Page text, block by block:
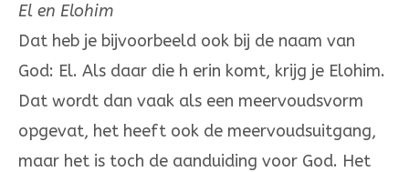
El en Elohim
Dat heb je bijvoorbeeld ook bij de naam van
God: El. Als daar die h erin komt, krijg je Elohim.
Dat wordt dan vaak als een meervoudsvorm
op­ge­vat, het heeft ook de meervoudsuitgang,
maar het is toch de aan­duiding voor God. Het